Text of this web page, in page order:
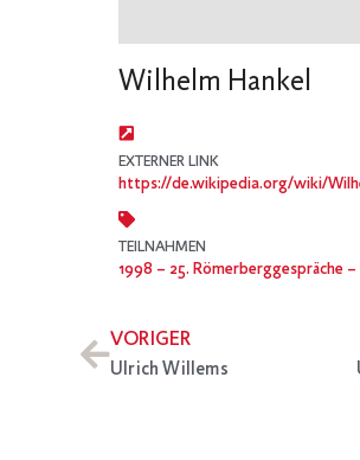
Wilhelm Hankel
EXTERNER LINK
https://de.wikipedia.org/wiki/
TEILNAHMEN
1998 – 25. Römerberggespräche – Ende des Staates – Anfang der
VORIGER
Ulrich Willems